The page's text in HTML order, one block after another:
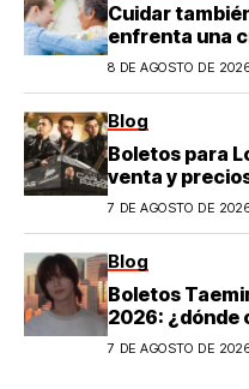
Cuidar
enfrenta una
8 DE AGOSTO DE
Blog
Boletos para
venta y
7 DE AGOSTO DE
Blog
Boletos
2026: ¿dónde
7 DE AGOSTO DE